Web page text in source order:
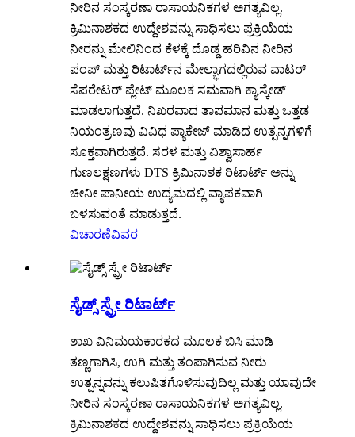
ನೀರಿನ ಸಂಸ್ಕರಣಾ ರಾಸಾಯನಿಕಗಳ ಅಗತ್ಯವಿಲ್ಲ.
ಕ್ರಿಮಿನಾಶಕದ ಉದ್ದೇಶವನ್ನು ಸಾಧಿಸಲು ಪ್ರಕ್ರಿಯೆಯ
ನೀರನ್ನು ಮೇಲಿನಿಂದ ಕೆಳಕ್ಕೆ ದೊಡ್ಡ ಹರಿವಿನ ನೀರಿನ
ಪಂಪ್ ಮತ್ತು ರಿಟಾರ್ಟ್‌ನ ಮೇಲ್ಭಾಗದಲ್ಲಿರುವ ವಾಟರ್
ಸೆಪರೇಟರ್ ಪ್ಲೇಟ್ ಮೂಲಕ ಸಮವಾಗಿ ಕ್ಯಾಸ್ಕೇಡ್
ಮಾಡಲಾಗುತ್ತದೆ. ನಿಖರವಾದ ತಾಪಮಾನ ಮತ್ತು ಒತ್ತಡ
ನಿಯಂತ್ರಣವು ವಿವಿಧ ಪ್ಯಾಕೇಜ್ ಮಾಡಿದ ಉತ್ಪನ್ನಗಳಿಗೆ
ಸೂಕ್ತವಾಗಿರುತ್ತದೆ. ಸರಳ ಮತ್ತು ವಿಶ್ವಾಸಾರ್ಹ
ಗುಣಲಕ್ಷಣಗಳು DTS ಕ್ರಿಮಿನಾಶಕ ರಿಟಾರ್ಟ್ ಅನ್ನು
ಚೀನೀ ಪಾನೀಯ ಉದ್ಯಮದಲ್ಲಿ ವ್ಯಾಪಕವಾಗಿ
ಬಳಸುವಂತೆ ಮಾಡುತ್ತದೆ.
ವಿಚಾರಣೆವಿವರ
ಸೈಡ್ಸ್ ಸ್ಪ್ರೇ ರಿಟಾರ್ಟ್
ಶಾಖ ವಿನಿಮಯಕಾರಕದ ಮೂಲಕ ಬಿಸಿ ಮಾಡಿ
ತಣ್ಣಗಾಗಿಸಿ, ಉಗಿ ಮತ್ತು ತಂಪಾಗಿಸುವ ನೀರು
ಉತ್ಪನ್ನವನ್ನು ಕಲುಷಿತಗೊಳಿಸುವುದಿಲ್ಲ ಮತ್ತು ಯಾವುದೇ
ನೀರಿನ ಸಂಸ್ಕರಣಾ ರಾಸಾಯನಿಕಗಳ ಅಗತ್ಯವಿಲ್ಲ.
ಕ್ರಿಮಿನಾಶಕದ ಉದ್ದೇಶವನ್ನು ಸಾಧಿಸಲು ಪ್ರಕ್ರಿಯೆಯ